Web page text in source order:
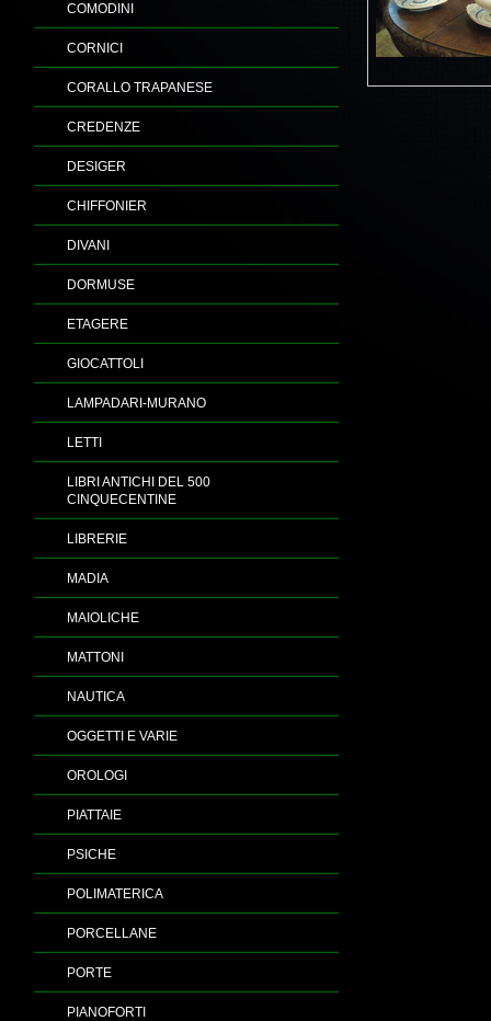
COMODINI
CORNICI
CORALLO TRAPANESE
CREDENZE
DESIGER
CHIFFONIER
DIVANI
DORMUSE
ETAGERE
GIOCATTOLI
LAMPADARI-MURANO
LETTI
LIBRI ANTICHI DEL 500
CINQUECENTINE
LIBRERIE
MADIA
MAIOLICHE
MATTONI
NAUTICA
OGGETTI E VARIE
OROLOGI
PIATTAIE
PSICHE
POLIMATERICA
PORCELLANE
PORTE
PIANOFORTI